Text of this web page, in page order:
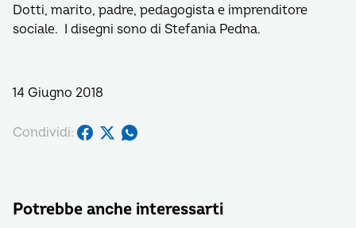
Dotti, marito, padre, pedagogista e imprenditore
sociale. I disegni sono di Stefania Pedna.
14 Giugno 2018
Condividi:
Potrebbe anche interessarti